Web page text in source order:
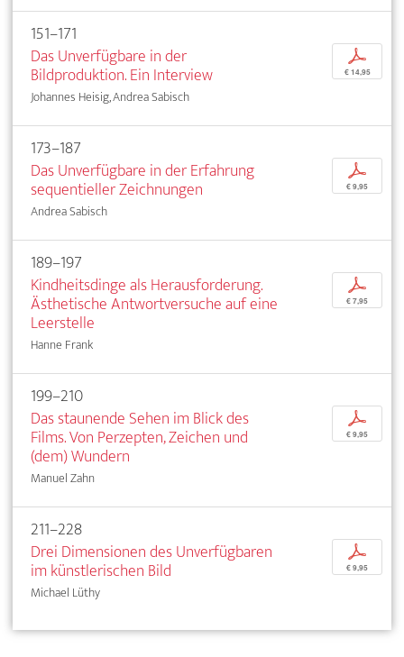
151–171
Das Unverfügbare in der
Bildproduktion. Ein Interview
Johannes Heisig, Andrea Sabisch
p
€ 14,95
173–187
Das Unverfügbare in der Erfahrung
sequentieller Zeichnungen
Andrea Sabisch
p
€ 9,95
189–197
Kindheitsdinge als Herausforderung.
Ästhetische Antwortversuche auf eine
Leerstelle
Hanne Frank
p
€ 7,95
199–210
Das staunende Sehen im Blick des
Films. Von Perzepten, Zeichen und
(dem) Wundern
Manuel Zahn
p
€ 9,95
211–228
Drei Dimensionen des Unverfügbaren
im künstlerischen Bild
Michael Lüthy
p
€ 9,95